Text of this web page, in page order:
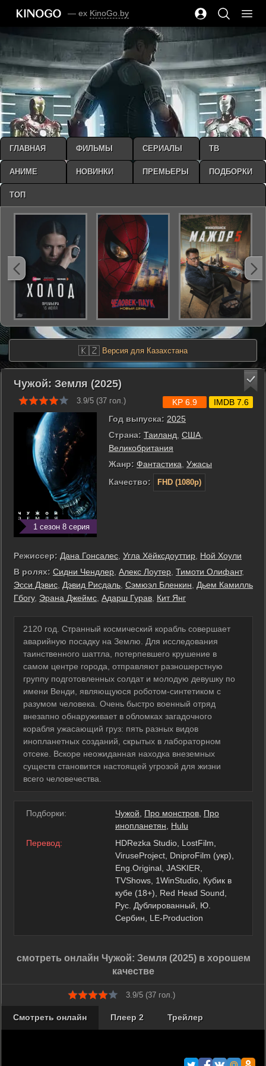
— ex KinoGo.by
🇰🇿 Версия для Казахстана
Чужой: Земля (2025)
3.9/5 (37 гол.)
1 сезон 8 серия
Год выпуска: 2025
Страна: Таиланд США
Великобритания
Жанр: Фантастика Ужасы
Качество:
FHD (1080p)
KP 6.9 IMDB 7.6
Режиссер: Дана Гонсалес Угла Хёйксдоуттир Ной Хоули
В ролях: Сидни Чендлер Алекс Лоутер Тимоти Олифант,
Эсси Дэвис Дэвид Рисдаль Сэмюэл Бленкин
Дьем Камилль
Гбогу, Эрана Джеймс Адарш Гурав Кит Янг
2120 год. Странный космический корабль совершает
аварийную посадку на Землю. Для исследования
таинственного шаттла, потерпевшего крушение в
самом центре города, отправляют разношерстную
группу подготовленных солдат и молодую девушку по
имени Венди, являющуюся роботом-синтетиком с
разумом человека. Очень быстро военный отряд
внезапно обнаруживает в обломках загадочного
корабля ужасающий груз: пять разных видов
инопланетных созданий, скрытых в лабораторном
отсеке. Вскоре неожиданная находка внеземных
существ становится настоящей угрозой для жизни
всего человечества.
Подборки: Чужой Про монстров Про
инопланетян
Hulu
Перевод:
HDRezka Studio, LostFilm,
ViruseProject, DniproFilm (укр),
Eng.Original, JASKIER,
TVShows, 1WinStudio, Кубик в
кубе (18+), Red Head Sound,
Рус. Дублированный, Ю.
Сербин, LE-Production
смотреть онлайн Чужой: Земля (2025) в хорошем
качестве
3.9/5 (37 гол.)
Смотреть онлайн Плеер 2 Трейлер
ГЛАВНАЯ ФИЛЬМЫ СЕРИАЛЫ ТВ
АНИМЕ НОВИНКИ ПРЕМЬЕРЫ ПОДБОРКИ
ТОП